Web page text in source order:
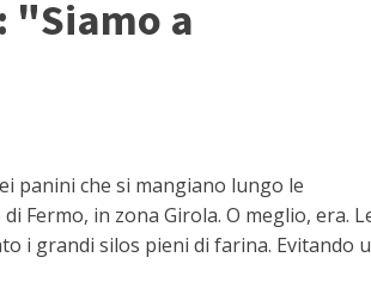
"Siamo a
panini che si mangiano lungo le
Fermo, in zona Girola. O meglio, era.
i grandi silos pieni di farina. Evitando